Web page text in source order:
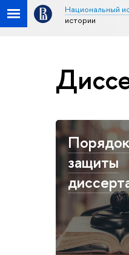
Национальный
истории
Порядок
защиты